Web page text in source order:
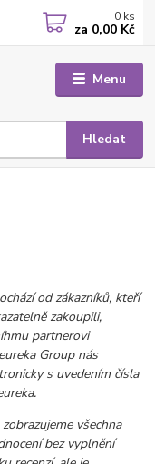
Menu
Hledat
0 ks
za 0,00 Kč
od zákazníků, kteří
zakoupili,
partnerovi
Group nás
s uvedením čísla
všechna
bez vyplnění